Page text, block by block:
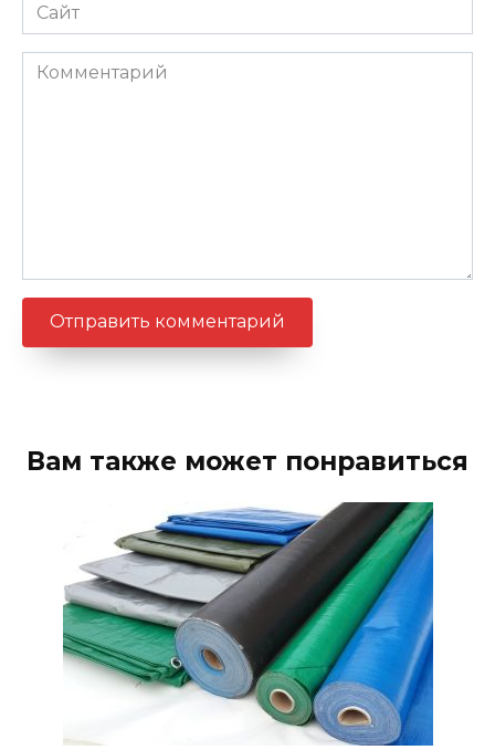
Комментарий
Вам также может понравиться